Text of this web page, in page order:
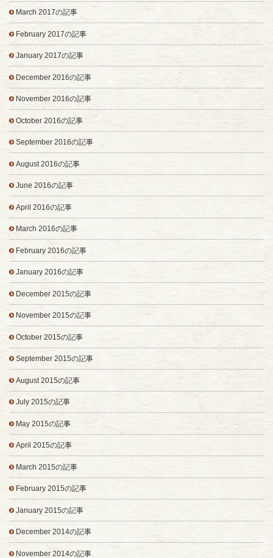
March 2017の記事
February 2017の記事
January 2017の記事
December 2016の記事
November 2016の記事
October 2016の記事
September 2016の記事
August 2016の記事
June 2016の記事
April 2016の記事
March 2016の記事
February 2016の記事
January 2016の記事
December 2015の記事
November 2015の記事
October 2015の記事
September 2015の記事
August 2015の記事
July 2015の記事
May 2015の記事
April 2015の記事
March 2015の記事
February 2015の記事
January 2015の記事
December 2014の記事
November 2014の記事